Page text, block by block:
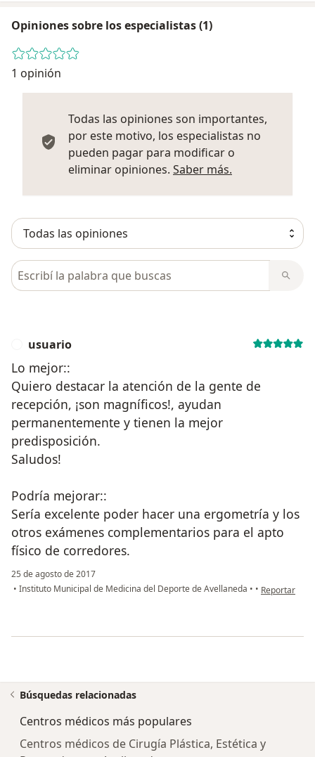
Opiniones sobre los especialistas (1)
1 opinión
Todas las opiniones son importantes,
por este motivo, los especialistas no
pueden pagar para modificar o
eliminar opiniones. Saber más.
Busca en opiniones
usuario
Lo mejor::
Quiero destacar la atención de la gente de
recepción, ¡son magníficos!, ayudan
permanentemente y tienen la mejor
predisposición.
Saludos!
Podría mejorar::
Sería excelente poder hacer una ergometría y los
otros exámenes complementarios para el apto
físico de corredores.
25 de agosto de 2017
• Instituto Municipal de Medicina del Deporte de Avellaneda • • en opinión
Reportar
Búsquedas relacionadas
Centros médicos más populares
Centros médicos de Cirugía Plástica, Estética y